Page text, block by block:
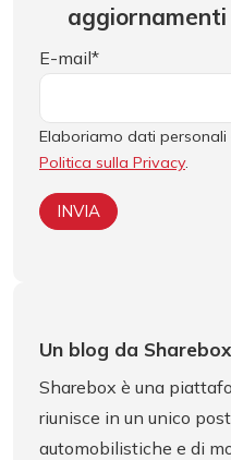
E-mail*
Elaboriamo dati
Politica sulla Privacy.
Un blog da Sharebox
Sharebox è una
riunisce in un unico
automobilistiche e di